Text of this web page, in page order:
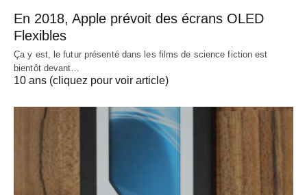
En 2018, Apple prévoit des écrans OLED
Flexibles
Ça y est, le futur présenté dans les films de science fiction est
bientôt devant…
10 ans (cliquez pour voir article)